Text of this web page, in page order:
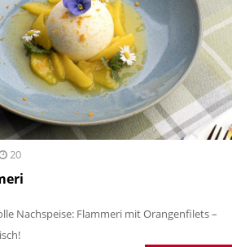
20
Nachspeise: Flammeri mit Orangenfilets –